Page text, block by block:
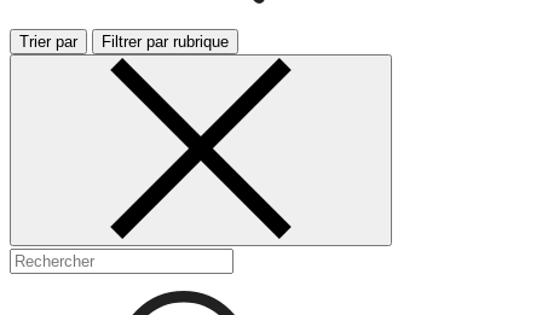
Trier par Filtrer par rubrique